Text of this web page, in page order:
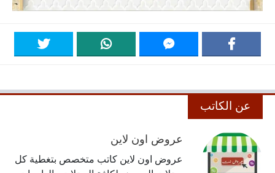
عن الكاتب
عروض اون لاين
عروض اون لاين كاتب متخصص بتغطية كل